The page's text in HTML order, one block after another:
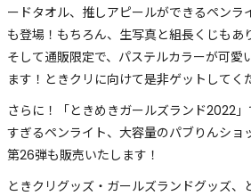
ードタオル、推しアピールができるペンラ
も登場！もちろん、生写真と組長くじも
そして通販限定で、パステルカラーが可愛
ます！ときクリに向けて是非ゲットしてく
さらに！「ときめきガールズランド2022
すぎるペンライト、大容量のパブりんショ
第26弾も販売いたします！
ときクリグッズ・ガールズランドグッズ、